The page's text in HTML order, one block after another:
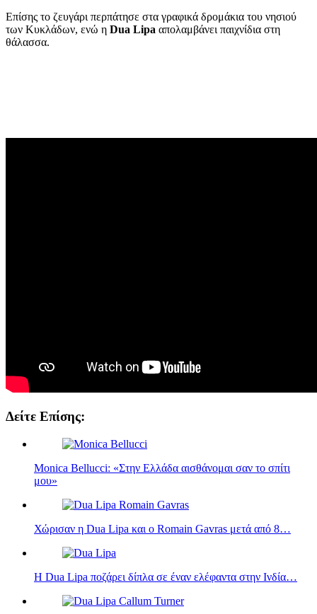
Επίσης το ζευγάρι περπάτησε στα γραφικά δρομάκια του νησιού
των Κυκλάδων, ενώ η Dua Lipa απολαμβάνει παιχνίδια στη
θάλασσα.
Δείτε Επίσης:
Monica Bellucci: «Στην Ελλάδα αισθάνομαι σαν το σπίτι
μου»
Χώρισαν η Dua Lipa και ο Romain Gavras μετά από 8…
Η Dua Lipa ποζάρει δίπλα σε έναν ελέφαντα στην Ινδία…